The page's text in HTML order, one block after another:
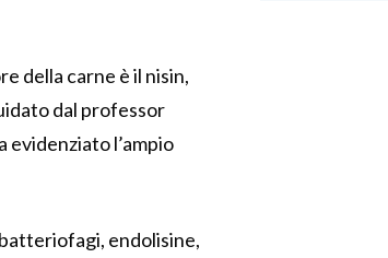
della carne è il nisin,
dal professor
evidenziato l’ampio
endolisine,